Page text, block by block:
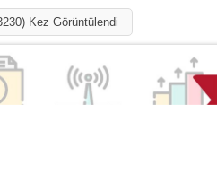
(3230) Kez Görüntülendi